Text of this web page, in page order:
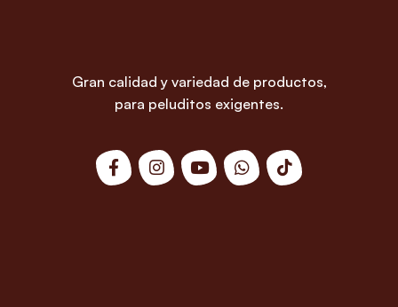
Gran calidad y variedad de productos,
para peluditos exigentes.